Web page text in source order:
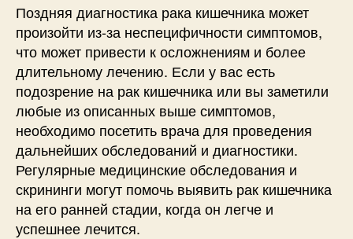
Поздняя диагностика рака кишечника может
произойти из-за неспецифичности симптомов,
что может привести к осложнениям и более
длительному лечению. Если у вас есть
подозрение на рак кишечника или вы заметили
любые из описанных выше симптомов,
необходимо посетить врача для проведения
дальнейших обследований и диагностики.
Регулярные медицинские обследования и
скрининги могут помочь выявить рак кишечника
на его ранней стадии, когда он легче и
успешнее лечится.